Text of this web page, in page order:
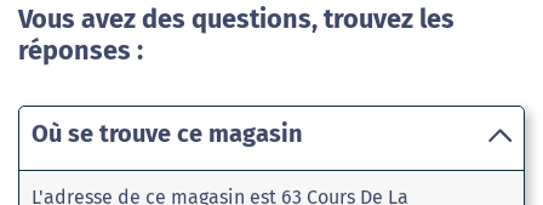
Vous avez des questions, trouvez les
réponses :
Où se trouve ce magasin
L'adresse de ce magasin est 63 Cours De La